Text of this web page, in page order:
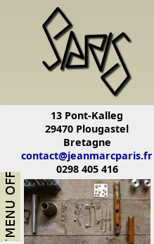
13 Pont-Kalleg
29470 Plougastel
Bretagne
contact@jeanmarcparis.fr
0298 405 416